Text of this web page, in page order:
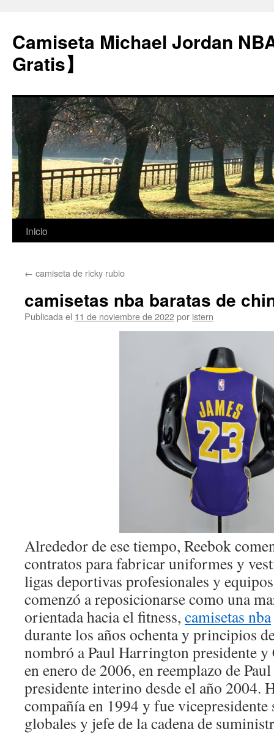
Camiseta Michael Jordan
Gratis】
Saltar
contenido
Inicio
← camiseta de ricky rubio
camisetas nba baratas de
Publicada el 11 de noviembre de 2022por istern
Alrededor de ese tiempo, Reebok
contratos para fabricar uniformes y
ligas deportivas profesionales y
comenzó a reposicionarse como una
orientada hacia el fitness, camisetas nba
durante los años ochenta y principios
nombró a Paul Harrington presidente y
en enero de 2006, en reemplazo de
presidente interino desde el año 2004.
compañía en 1994 y fue vicepresidente
globales y jefe de la cadena de